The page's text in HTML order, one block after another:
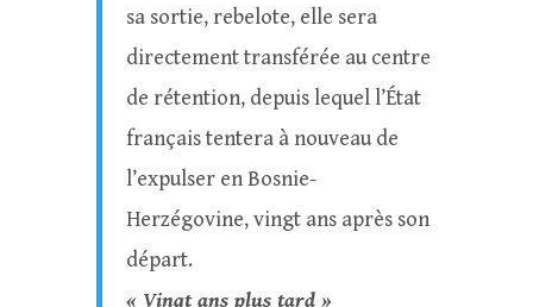
sa sortie, rebelote, elle sera
directement transférée au centre
de rétention, depuis lequel l’État
français tentera à nouveau de
l’expulser en Bosnie-
Herzégovine, vingt ans après son
départ.
« Vingt ans plus tard »